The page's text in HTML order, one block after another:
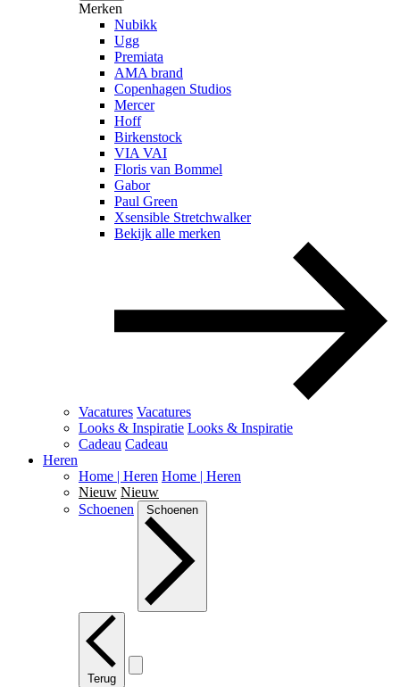
Merken
Nubikk
Ugg
Premiata
AMA brand
Copenhagen Studios
Mercer
Hoff
Birkenstock
VIA VAI
Floris van Bommel
Gabor
Paul Green
Xsensible Stretchwalker
Bekijk alle merken
Vacatures Vacatures
Looks & Inspiratie Looks & Inspiratie
Cadeau Cadeau
Heren
Home | Heren Home | Heren
Nieuw Nieuw
Schoenen
Schoenen
Terug